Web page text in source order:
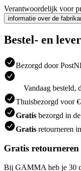
Verantwoordelijk voor
informatie over de
Bestel- en
Bezorgd door
Vandaag besteld,
Thuisbezorgd voor
Gratis bezorgd in
Gratis retourneren
Gratis
Bij GAMMA heb je 30